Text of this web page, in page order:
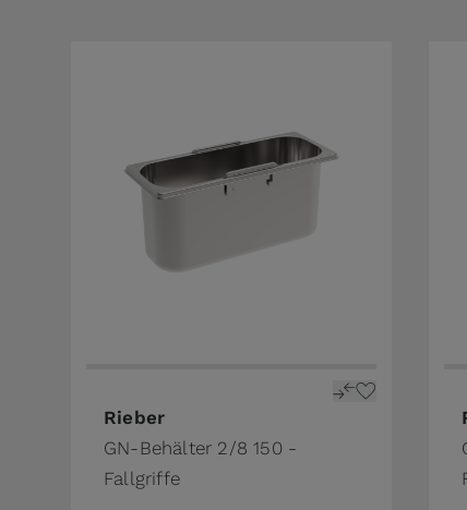
Rieber
GN-Behälter 2/8 150 -
Fallgriffe
The price depends on the options chosen